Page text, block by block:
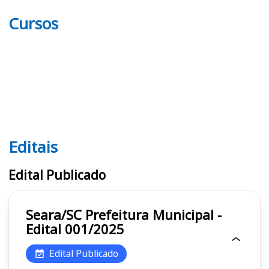
Cursos
Editais
Editais
Edital Publicado
Seara/SC Prefeitura Municipal -
Edital 001/2025
Edital Publicado